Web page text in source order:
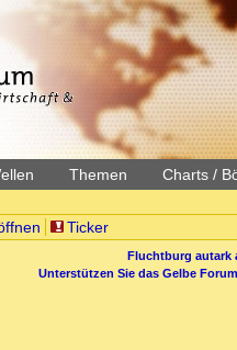
Themen Charts /
Ticker
Fluchtburg autark
Unterstützen Sie das Gelbe Forum